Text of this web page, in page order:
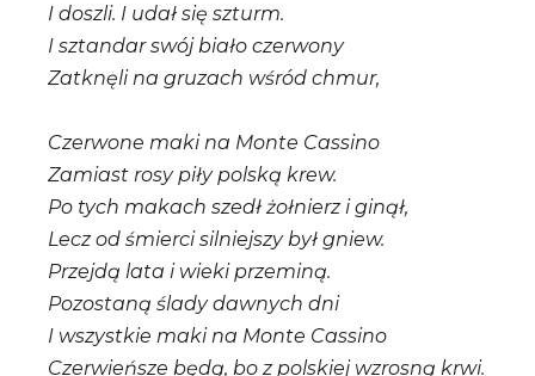
I doszli. I udał się szturm.
I sztandar swój biało czerwony
Zatknęli na gruzach wśród chmur,
Czerwone maki na Monte Cassino
Zamiast rosy piły polską krew.
Po tych makach szedł żołnierz i ginął,
Lecz od śmierci silniejszy był gniew.
Przejdą lata i wieki przeminą.
Pozostaną ślady dawnych dni
I wszystkie maki na Monte Cassino
Czerwieńsze będą, bo z polskiej wzrosną krwi.